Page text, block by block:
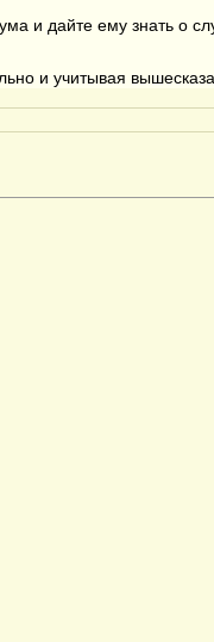
и дайте ему знать о
и учитывая